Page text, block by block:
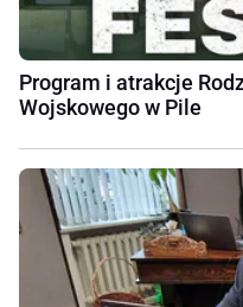
Program i atrakcje
Wojskowego w Pile